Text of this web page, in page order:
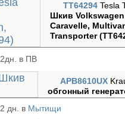
TT64294 Tesla
Шкив
Caravelle,
Transporter
2дн. в ПВ
APB8610UX
обгонный
2 дн. в Мытищи